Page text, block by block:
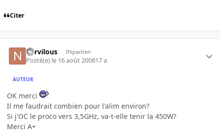
Citer
nervilous INpactien
Posté(e) le 16 août 200817 a
AUTEUR
OK merci
Il me faudrait combien pour l'alim environ?
Si j'OC le proco vers 3,5GHz, va-t-elle tenir la 450W?
Merci A+